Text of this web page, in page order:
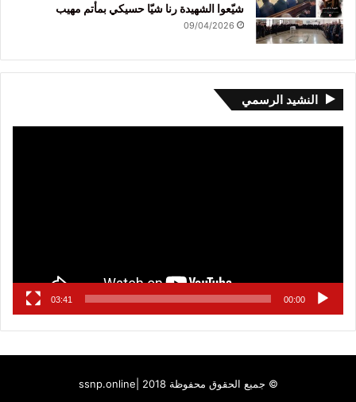
شيّعوا الشهيدة رنا شيّا حسيكي بمأتم مهيب
09/04/2026
النشيد الرسمي
00:00
03:41
© جميع الحقوق محفوظة 2018 | ssnp.online